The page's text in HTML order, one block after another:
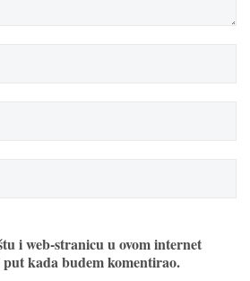
i web-stranicu u ovom internet
kada budem komentirao.